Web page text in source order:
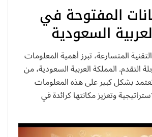
المفتوحة في
السعودية
المتسارعة، تبرز أهمية المعلومات
التقدم. المملكة العربية السعودية، من
رؤية 2030، تعتمد بشكل كبير على هذه المعلومات
وتعزيز مكانتها كرائدة في